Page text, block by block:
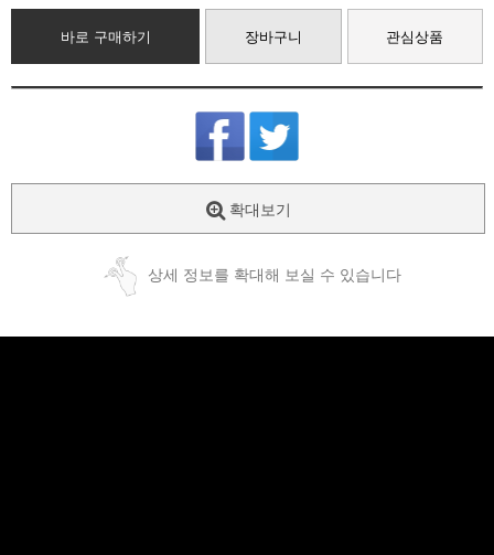
바로 구매하기 장바구니 관심상품
확대보기
상세 정보를 확대해 보실 수 있습니다